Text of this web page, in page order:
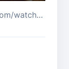
Источник: https://www.youtube.com/watch?v=u4hfE-2Mpv0